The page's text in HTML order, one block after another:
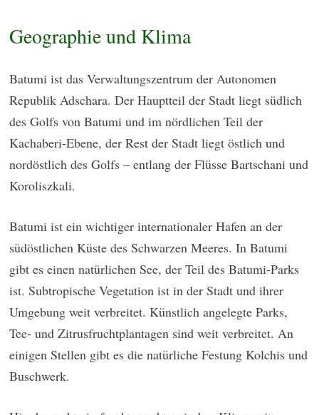
Geographie und Klima
Batumi ist das Verwaltungszentrum der Autonomen
Republik Adschara. Der Hauptteil der Stadt liegt südlich
des Golfs von Batumi und im nördlichen Teil der
Kachaberi-Ebene, der Rest der Stadt liegt östlich und
nordöstlich des Golfs – entlang der Flüsse Bartschani und
Koroliszkali.
Batumi ist ein wichtiger internationaler Hafen an der
südöstlichen Küste des Schwarzen Meeres. In Batumi
gibt es einen natürlichen See, der Teil des Batumi-Parks
ist. Subtropische Vegetation ist in der Stadt und ihrer
Umgebung weit verbreitet. Künstlich angelegte Parks,
Tee- und Zitrusfruchtplantagen sind weit verbreitet. An
einigen Stellen gibt es die natürliche Festung Kolchis und
Buschwerk.